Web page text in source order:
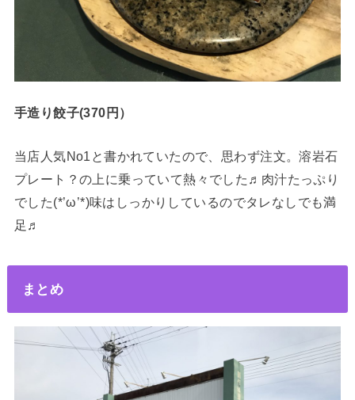
手造り餃子(370円）
当店人気No1と書かれていたので、思わず注文。溶岩石
プレート？の上に乗っていて熱々でした♬肉汁たっぷり
でした(*’ω’*)味はしっかりしているのでタレなしでも満
足♬
まとめ